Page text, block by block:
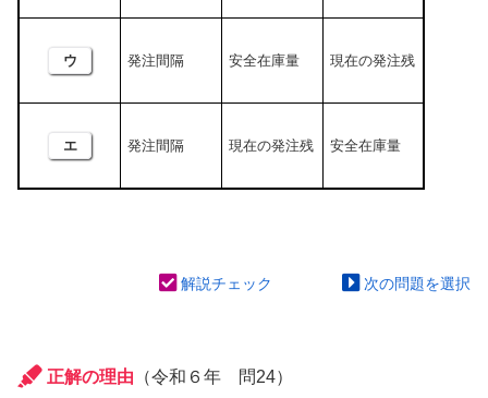
ウ 発注間隔 安全在庫量 現在の発注残
エ 発注間隔 現在の発注残 安全在庫量
解説チェック 次の問題を選択
正解の理由 （令和６年 問24）